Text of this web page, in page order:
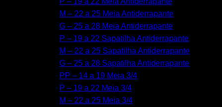
M – 22 a 25 Meia Antiderrapante
G – 25 a 28 Meia Antiderrapante
P – 19 a 22 Sapatilha Antiderrapante
M – 22 a 25 Sapatilha Antiderrapante
G – 25 a 28 Sapatilha Antiderrapante
PP – 14 a 19 Meia 3/4
P – 19 a 22 Meia 3/4
M – 22 a 25 Meia 3/4